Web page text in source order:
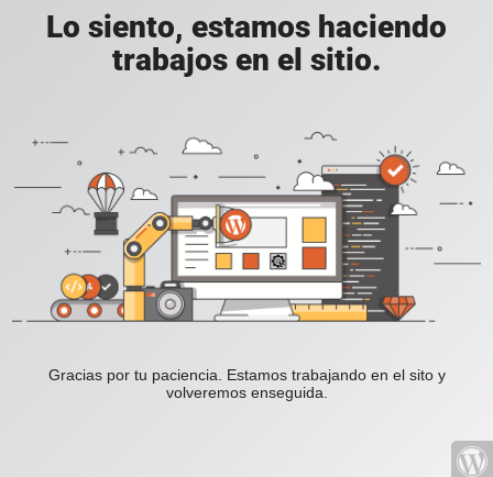
Lo siento, estamos haciendo
trabajos en el sitio.
Gracias por tu paciencia. Estamos trabajando en el sito y
volveremos enseguida.